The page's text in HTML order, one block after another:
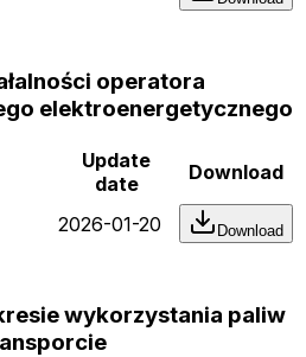
operatora
elektroenergetycznego
Update
date
Download
2026-01-20 Download
wykorzystania paliw